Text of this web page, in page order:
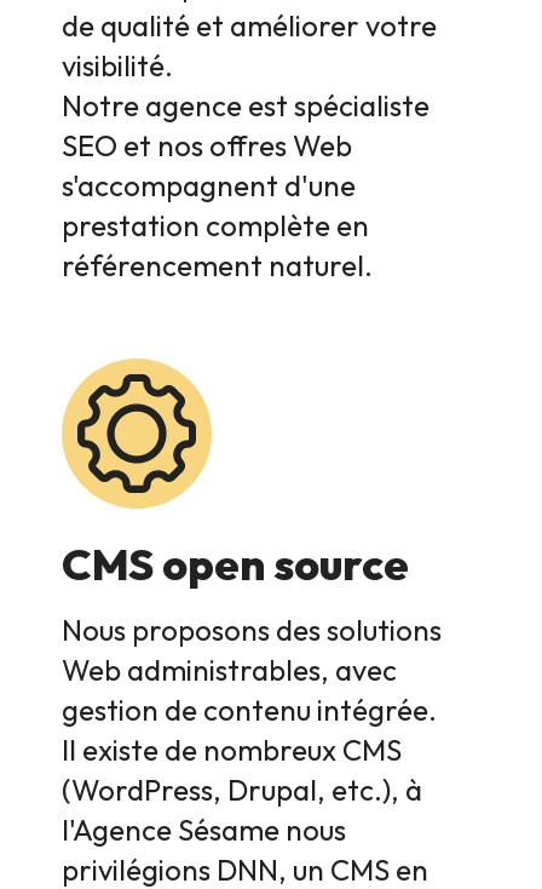
de qualité et améliorer votre
visibilité.
Notre agence est spécialiste
SEO et nos offres Web
s'accompagnent d'une
prestation complète en
référencement naturel.
CMS open source
Nous proposons des solutions
Web administrables, avec
gestion de contenu intégrée.
Il existe de nombreux CMS
(WordPress, Drupal, etc.), à
l'Agence Sésame nous
privilégions DNN, un CMS en